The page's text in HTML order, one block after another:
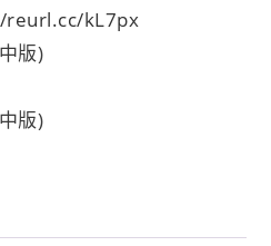
kL7px
版)
版)